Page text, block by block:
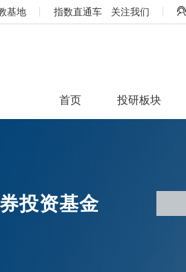
基地 指数直通车 关注我们
首页 投研板块
投资基金